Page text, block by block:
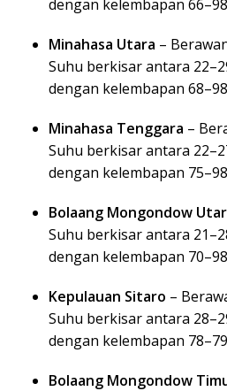
dengan kelembapan
Minahasa Utara –
Suhu berkisar antara
dengan kelembapan
Minahasa Tenggara –
Suhu berkisar antara
dengan kelembapan
Bolaang Mongondow
Suhu berkisar antara
dengan kelembapan
Kepulauan Sitaro –
Suhu berkisar antara
dengan kelembapan
Bolaang Mongondow